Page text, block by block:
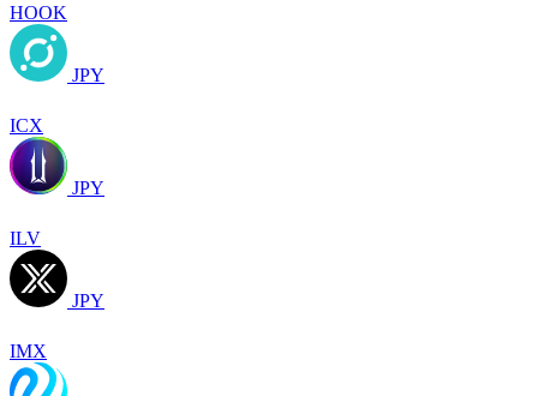
HOOK
JPY
ICX
JPY
ILV
JPY
IMX